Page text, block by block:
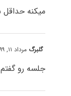
میکنه
گلبرگ مرداد ۱۱, ۱۳۹۹ at ۰:۳۶ ق٫ظ
جلسه رو گفتم